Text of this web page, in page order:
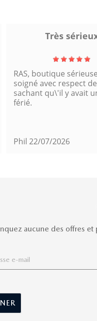
Très
RAS, boutique
soigné avec respect
sachant qu\'il y avait
férié.
Phil 22/07/2026
aucune des offres